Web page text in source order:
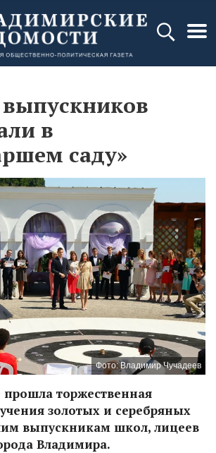
в
саду»
Фото: Владимир Чучадеев
торжественная
золотых и серебряных
выпускникам школ, лицеев
Владимира.